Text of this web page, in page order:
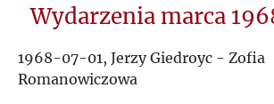
Wydarzenia marca
1968-07-01, Jerzy Giedroyc - Zofia
Romanowiczowa